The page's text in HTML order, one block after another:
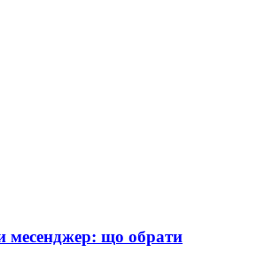
месенджер: що обрати